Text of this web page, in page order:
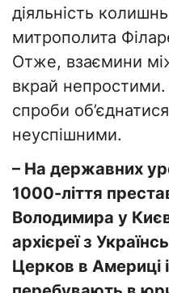
діяльність
митрополита
Отже, взаємини
вкрай непростими.
спроби
неуспішними.
– На державних
1000-ліття
Володимира у
архієреї з
Церков в Америці